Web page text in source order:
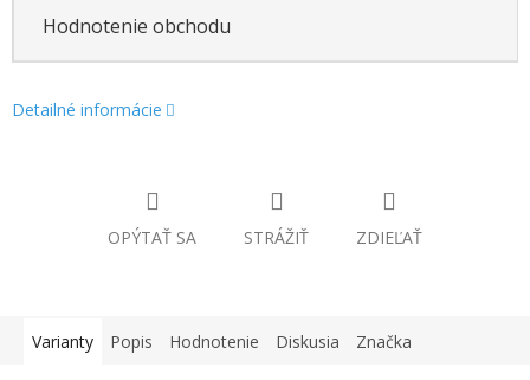
Hodnotenie obchodu
Detailné informácie
OPÝTAŤ SA STRÁŽIŤ ZDIEĽAŤ
Varianty Popis Hodnotenie Diskusia Značka